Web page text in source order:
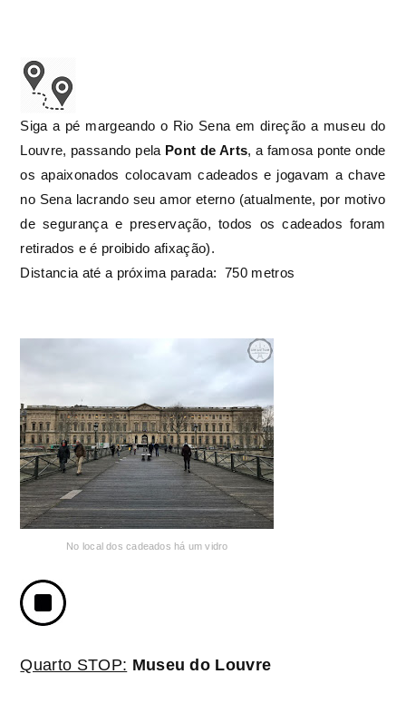
Siga a pé margeando o Rio Sena em direção a museu do
Louvre, passando pela Pont de Arts, a famosa ponte onde
os apaixonados colocavam cadeados e jogavam a chave
no Sena lacrando seu amor eterno (atualmente, por motivo
de segurança e preservação, todos os cadeados foram
retirados e é proibido afixação).
Distancia até a próxima parada: 750 metros
No local dos cadeados há um vidro
Quarto STOP: Museu do Louvre